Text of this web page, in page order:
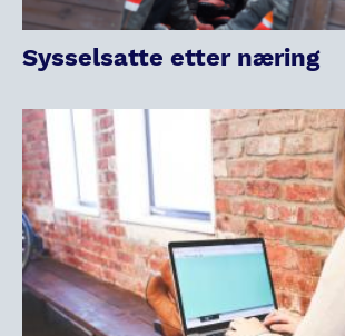
Sysselsatte etter næring